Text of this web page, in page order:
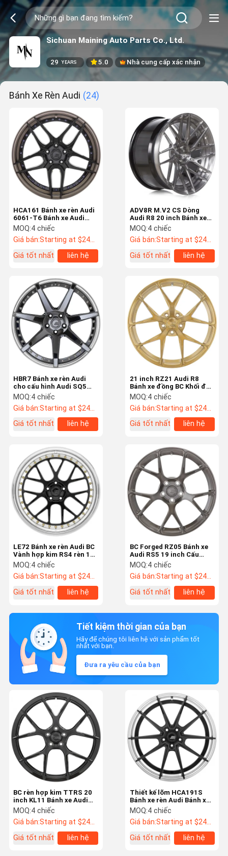
Sichuan Maining Auto Parts Co., Ltd.
29 YEARS 5.0 Nhà cung cấp xác nhận
Bánh Xe Rèn Audi (24)
HCA161 Bánh xe rèn Audi
6061-T6 Bánh xe Audi
RS5 Coupe
MOQ:4 chiếc
Giá bán:Starting at $242 US Dollars ea
Giá tốt nhất
liên hệ
ADV8R M.V2 CS Dòng
Audi R8 20 inch Bánh xe
so le
MOQ:4 chiếc
Giá bán:Starting at $242 US Dollars ea
Giá tốt nhất
liên hệ
HBR7 Bánh xe rèn Audi
cho cấu hình Audi SQ5
Monoblock 2PC 3PC
MOQ:4 chiếc
Giá bán:Starting at $242 US Dollars ea
Giá tốt nhất
liên hệ
21 inch RZ21 Audi R8
Bánh xe đồng BC Khối đúc
lõm rèn
MOQ:4 chiếc
Giá bán:Starting at $242 US Dollars ea
Giá tốt nhất
liên hệ
LE72 Bánh xe rèn Audi BC
Vành hợp kim RS4 rèn 16-
26 inch
MOQ:4 chiếc
Giá bán:Starting at $242 US Dollars ea
Giá tốt nhất
liên hệ
BC Forged RZ05 Bánh xe
Audi RS5 19 inch Cấu
hình OEM Monoblock
MOQ:4 chiếc
Giá bán:Starting at $242 US Dollars ea
Giá tốt nhất
liên hệ
Tiết kiệm thời gian của bạn
Hãy để chúng tôi liên hệ với sản phẩm tốt
nhất với bạn.
Đưa ra yêu cầu của bạn
Thiết kế lõm HCA191S
Bánh xe rèn Audi Bánh xe
Audi RS6 22 inch
MOQ:4 chiếc
Giá bán:Starting at $242 US Dollars ea
Giá tốt nhất
liên hệ
BC rèn hợp kim TTRS 20
inch KL11 Bánh xe Audi
TT RS OEM
MOQ:4 chiếc
Giá bán:Starting at $242 US Dollars ea
Giá tốt nhất
liên hệ